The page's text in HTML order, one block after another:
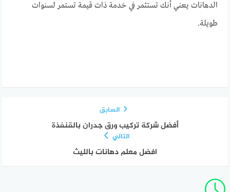
الدهانات يعني أنك تستثمر في خدمة ذات قيمة تستمر لسنوات
طويلة.
السابق
أفضل شركة تركيب ورق جدران بالقنفذة
التالي
افضل معلم دهانات بالليث